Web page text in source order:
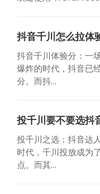
抖音千川怎么拉体
抖音千川体验分：一
爆炸的时代，抖音已
分。而抖...
投千川要不要选抖
投千川之选：抖音达
时代，千川投放成为
点。而其...